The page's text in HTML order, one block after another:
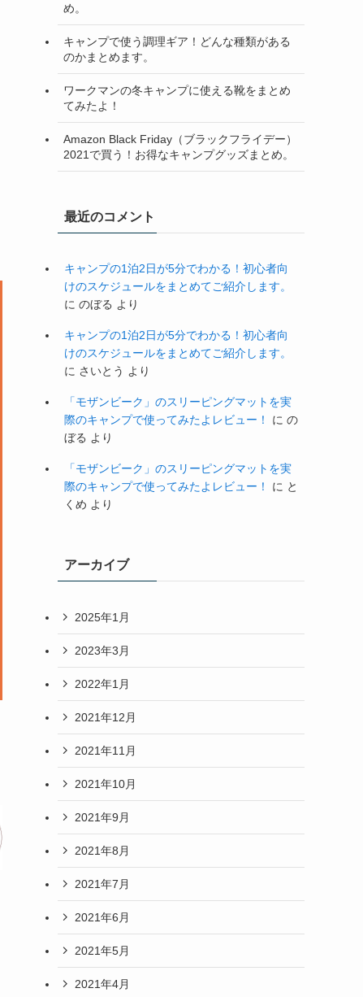
め。
キャンプで使う調理ギア！どんな種類がある
のかまとめます。
ワークマンの冬キャンプに使える靴をまとめ
てみたよ！
Amazon Black Friday（ブラックフライデー）
2021で買う！お得なキャンプグッズまとめ。
最近のコメント
キャンプの1泊2日が5分でわかる！初心者向
けのスケジュールをまとめてご紹介します。
に のぼる より
キャンプの1泊2日が5分でわかる！初心者向
けのスケジュールをまとめてご紹介します。
に さいとう より
「モザンビーク」のスリーピングマットを実
際のキャンプで使ってみたよレビュー！
に の
ぼる より
「モザンビーク」のスリーピングマットを実
際のキャンプで使ってみたよレビュー！
に と
くめ より
アーカイブ
2025年1月
2023年3月
2022年1月
2021年12月
2021年11月
2021年10月
2021年9月
2021年8月
2021年7月
2021年6月
2021年5月
2021年4月